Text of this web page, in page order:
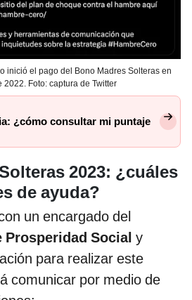
inició el pago del Bono Madres Solteras en
2022. Foto: captura de Twitter
¿cómo consultar mi puntaje
2023: ¿cuáles
de ayuda?
un encargado del
Prosperidad Social y
para realizar este
comunicar por medio de